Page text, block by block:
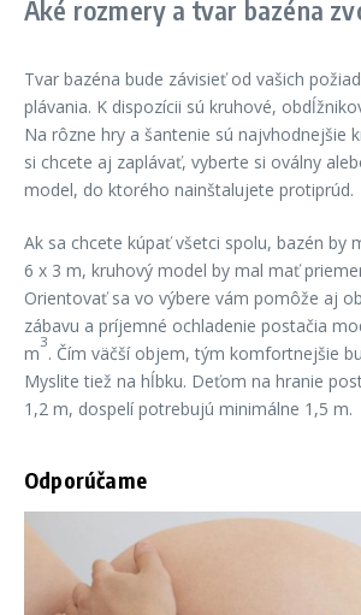
Aké rozmery a tvar bazéna
Tvar bazéna bude závisieť od vašich
plávania. K dispozícii sú kruhové,
Na rôzne hry a šantenie sú najvhodnejšie
si chcete aj zaplávať, vyberte si oválny
model, do ktorého nainštalujete protiprúd.
Ak sa chcete kúpať všetci spolu, bazén by
6 x 3 m, kruhový model by mal mať
Orientovať sa vo výbere vám pomôže aj
zábavu a príjemné ochladenie postačia
m
3
. Čím väčší objem, tým komfortnejšie
Myslite tiež na hĺbku. Deťom na hranie
1,2 m, dospelí potrebujú minimálne 1,5 m.
Odporúčame